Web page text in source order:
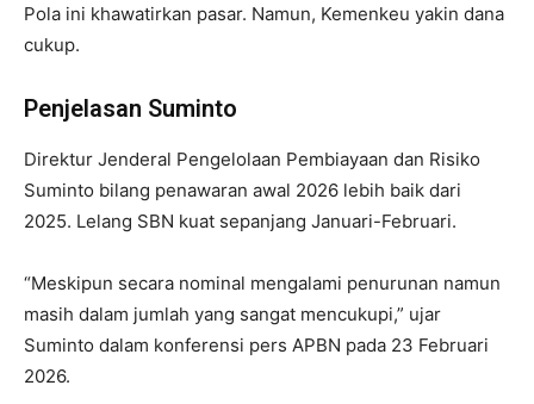
Pola ini khawatirkan pasar. Namun, Kemenkeu yakin dana
cukup.
Penjelasan Suminto
Direktur Jenderal Pengelolaan Pembiayaan dan Risiko
Suminto bilang penawaran awal 2026 lebih baik dari
2025. Lelang SBN kuat sepanjang Januari-Februari.
“Meskipun secara nominal mengalami penurunan namun
masih dalam jumlah yang sangat mencukupi,” ujar
Suminto dalam konferensi pers APBN pada 23 Februari
2026.